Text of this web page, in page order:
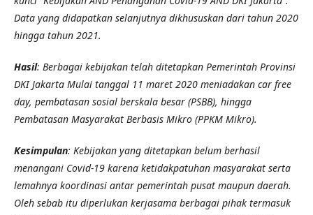
Data yang didapatkan selanjutnya dikhususkan dari tahun 2020
hingga tahun 2021.
Hasil: Berbagai kebijakan telah ditetapkan Pemerintah Provinsi
DKI Jakarta Mulai tanggal 11 maret 2020 meniadakan car free
day, pembatasan sosial berskala besar (PSBB), hingga
Pembatasan Masyarakat Berbasis Mikro (PPKM Mikro).
Kesimpulan: Kebijakan yang ditetapkan belum berhasil
menangani Covid-19 karena ketidakpatuhan masyarakat serta
lemahnya koordinasi antar pemerintah pusat maupun daerah.
Oleh sebab itu diperlukan kerjasama berbagai pihak termasuk